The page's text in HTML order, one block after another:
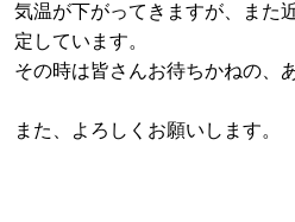
気温が下がってきますが、また
定しています。
その時は皆さんお待ちかねの、
また、よろしくお願いします。